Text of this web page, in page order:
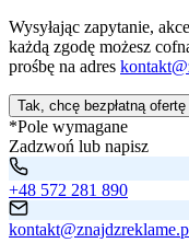
Wysyłając zapytanie,
każdą zgodę możesz
prośbę na adres
Tak, chcę bezpłatną ofertę
*Pole wymagane
Zadzwoń lub napisz
+48 572 281 890